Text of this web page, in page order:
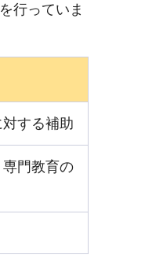
行っていま
する補助
門教育の